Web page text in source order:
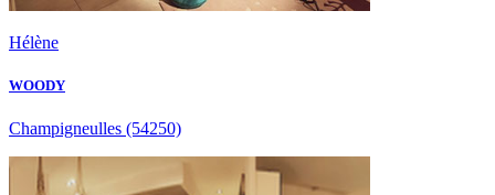
Hélène
WOODY
Champigneulles (54250)